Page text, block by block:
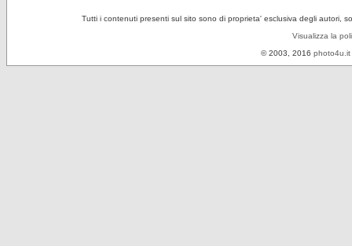
Tutti i contenuti presenti sul sito sono di proprieta' esclusiva degli autori,
Visualizza la
© 2003, 2016 photo4u.it